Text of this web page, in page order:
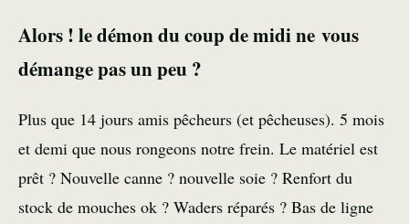
Alors ! le démon du coup de midi ne vous
démange pas un peu ?
Plus que 14 jours amis pêcheurs (et pêcheuses). 5 mois
et demi que nous rongeons notre frein. Le matériel est
prêt ? Nouvelle canne ? nouvelle soie ? Renfort du
stock de mouches ok ? Waders réparés ? Bas de ligne